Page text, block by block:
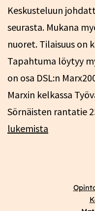
Keskusteluun
seurasta. Mukana
nuoret. Tilaisuus on
Tapahtuma löytyy
on osa DSL:n
Marxin kelkassa
Sörnäisten rantatie
lukemista